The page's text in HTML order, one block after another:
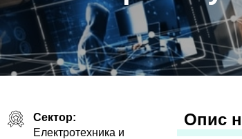
Сектор:
Електротехника и
Oпис